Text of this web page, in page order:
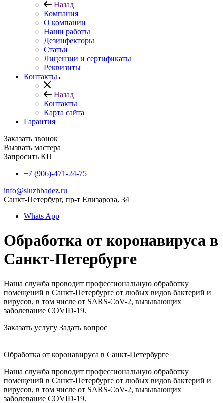
Назад
Компания
О компании
Наши работы
Дезинфекторы
Статьи
Лицензии и сертификаты
Реквизиты
Контакты
Назад
Контакты
Карта сайта
Гарантия
Заказать звонок
Вызвать мастера
Запросить КП
+7 (906)-471-24-75
info@sluzhbadez.ru
Санкт-Петербург, пр-т Елизарова, 34
Whats App
Обработка от коронавируса в
Санкт-Петербурге
Наша служба проводит профессиональную обработку
помещений в Санкт-Петербурге от любых видов бактерий и
вирусов, в том числе от SARS-CoV-2, вызывающих
заболевание COVID-19.
Заказать услугу Задать вопрос
Обработка от коронавируса в Санкт-Петербурге
Наша служба проводит профессиональную обработку
помещений в Санкт-Петербурге от любых видов бактерий и
вирусов, в том числе от SARS-CoV-2, вызывающих
заболевание COVID-19.